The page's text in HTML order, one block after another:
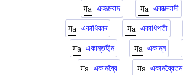
একাত্মবাদ
একাত্মবাদী
একাধিকাৰ
একাধিপতী
একান্তহীন
একান্ন
একানব্বৈ
একানব্বৈতম